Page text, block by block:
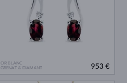
OR BLANC
GRENAT & DIAMANT
953 €